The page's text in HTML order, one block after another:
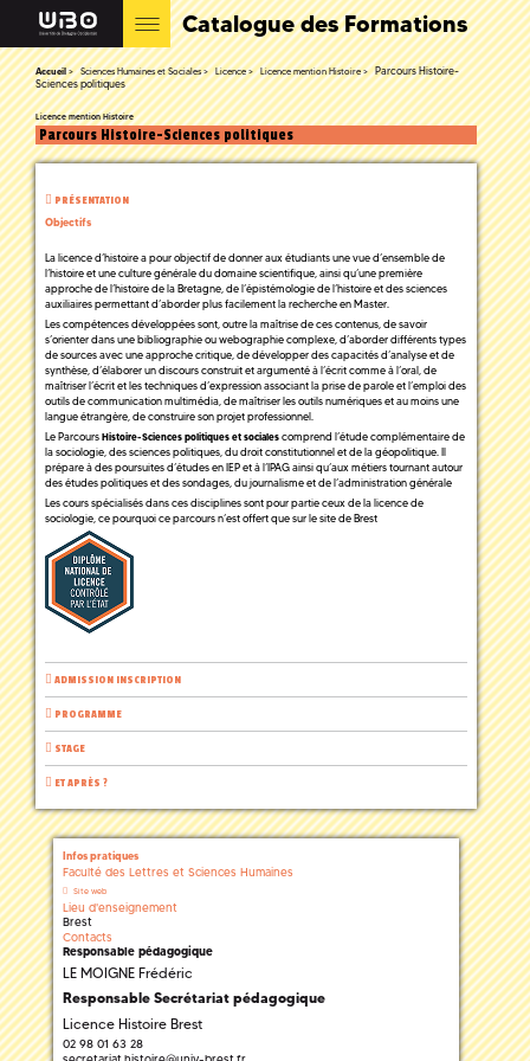
Catalogue des Formations
Accueil Sciences Humaines et Sociales Licence Licence mention Histoire
Parcours Histoire-
Sciences politiques
Licence mention Histoire
Parcours Histoire-Sciences politiques
PRÉSENTATION
Objectifs
La licence d’histoire a pour objectif de donner aux étudiants une vue d’ensemble de
l’histoire et une culture générale du domaine scientifique, ainsi qu’une première
approche de l’histoire de la Bretagne, de l’épistémologie de l’histoire et des sciences
auxiliaires permettant d’aborder plus facilement la recherche en Master.
Les compétences développées sont, outre la maîtrise de ces contenus, de savoir
s’orienter dans une bibliographie ou webographie complexe, d’aborder différents types
de sources avec une approche critique, de développer des capacités d’analyse et de
synthèse, d’élaborer un discours construit et argumenté à l’écrit comme à l’oral, de
maîtriser l’écrit et les techniques d’expression associant la prise de parole et l’emploi des
outils de communication multimédia, de maîtriser les outils numériques et au moins une
langue étrangère, de construire son projet professionnel.
Le Parcours Histoire-Sciences politiques et sociales comprend l’étude complémentaire de
la sociologie, des sciences politiques, du droit constitutionnel et de la géopolitique. Il
prépare à des poursuites d’études en IEP et à l’IPAG ainsi qu’aux métiers tournant autour
des études politiques et des sondages, du journalisme et de l’administration générale
Les cours spécialisés dans ces disciplines sont pour partie ceux de la licence de
sociologie, ce pourquoi ce parcours n’est offert que sur le site de Brest
ADMISSION INSCRIPTION
PROGRAMME
STAGE
ET APRÈS ?
Infos pratiques
Faculté des Lettres et Sciences Humaines
Site web
Lieu d'enseignement
Brest
Contacts
Responsable pédagogique
LE MOIGNE Frédéric
Responsable Secrétariat pédagogique
Licence Histoire Brest
02 98 01 63 28